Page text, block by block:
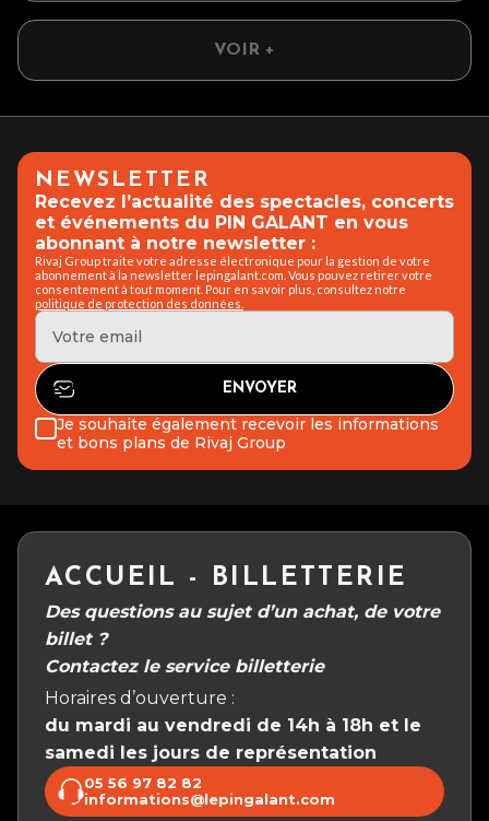
VOIR +
NEWSLETTER
Recevez l’actualité des spectacles, concerts
et événements du PIN GALANT en vous
abonnant à notre newsletter :
Rivaj Group traite votre adresse électronique pour la gestion de votre
abonnement à la newsletter lepingalant.com. Vous pouvez retirer votre
consentement à tout moment. Pour en savoir plus, consultez notre
politique de protection des données.
Je souhaite également recevoir les informations
et bons plans de Rivaj Group
ACCUEIL - BILLETTERIE
Des questions au sujet d’un achat, de votre
billet ?
Contactez le service billetterie
Horaires d’ouverture :
du mardi au vendredi de 14h à 18h et le
samedi les jours de représentation
05 56 97 82 82
informations@lepingalant.com